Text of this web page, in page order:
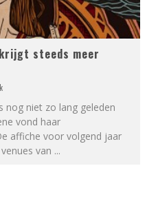
steeds meer
nog niet zo lang geleden
vond haar
affiche voor volgend jaar
van ...